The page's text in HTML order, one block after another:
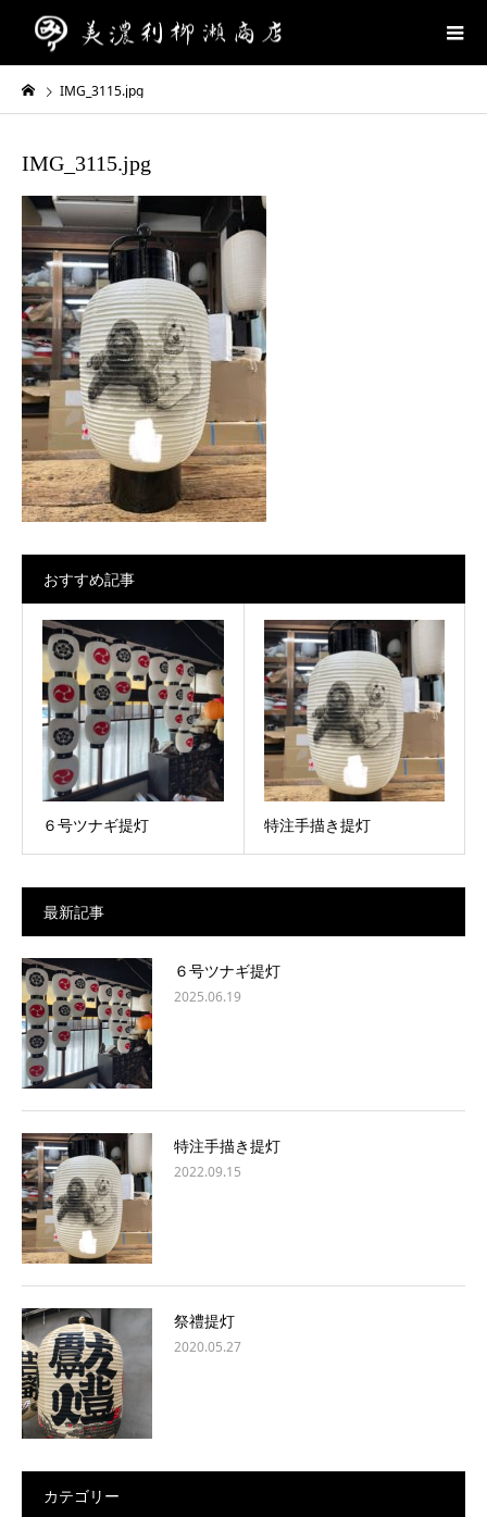
IMG_3115.jpg
IMG_3115.jpg
おすすめ記事
６号ツナギ提灯 特注手描き提灯
最新記事
６号ツナギ提灯
2025.06.19
特注手描き提灯
2022.09.15
祭禮提灯
2020.05.27
カテゴリー